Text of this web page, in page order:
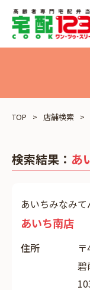
TOP 店舗検索
検索結果： あ
あいちみなみて
あいち南店
住所
碧